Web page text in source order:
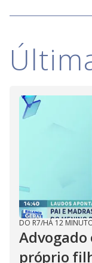
DO R7/HÁ 12
Advogado
próprio